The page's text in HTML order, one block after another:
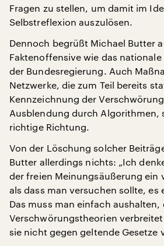
Fragen zu stellen, um damit im
Selbstreflexion auszulösen.
Dennoch begrüßt Michael Butter
Faktenoffensive wie das
der Bundesregierung. Auch
Netzwerke, die zum Teil bereits
Kennzeichnung der
Ausblendung durch Algorithmen,
richtige Richtung.
Von der Löschung solcher
Butter allerdings nichts: „Ich
der freien Meinungsäußerung ein
als dass man versuchen sollte, es
Das muss man einfach aushalten,
Verschwörungstheorien
sie nicht gegen geltende Gesetze